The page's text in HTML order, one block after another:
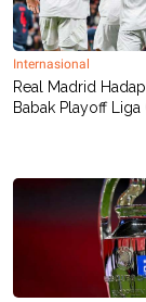
Internasional
Real Madrid
Babak Playoff